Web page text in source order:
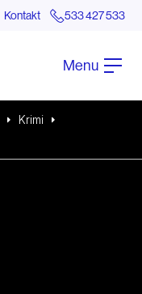
Kontakt 533 427 533
Menu
Krimi